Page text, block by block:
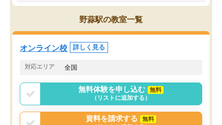
す。
うちの子は、初回面談の講師の方で決
オンラインツールを使用した単語帳の
共有があり宿題もそちらで出される形
でした。
言う事で講師変更の申し出があり、あ
まりに短期での変更だった為、塾に通
う事にして退会しました。遅れも取り
戻せ、授業内容や講師の方は良かった
と思います。
ち期待したものではなく
くなってきたようなので
野蒜駅の教室一覧
オンライン校 詳しく見る
対応エリア 全国
無料体験を申し込む
無料
（リストに追加する）
資料を請求する
無料